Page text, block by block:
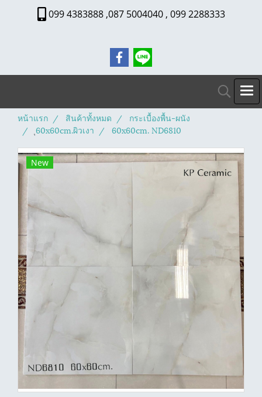
099 4383888 ,087 5004040 , 099 2288333
หน้าแรก สินค้าทั้งหมด
กระเบื้องพื้น-ผนัง
ุ60x60cm.ผิวเงา
60x60cm. ND6810
New